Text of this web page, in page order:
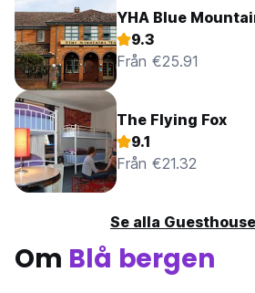
YHA Blue
9.3
Från €25.91
The Flying Fox
9.1
Från €21.32
Se alla
Om Blå bergen